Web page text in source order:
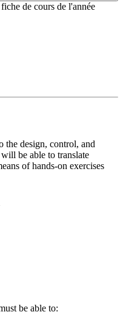
de cours de l'année
the design, control, and
be able to translate
of hands-on exercises
be able to: